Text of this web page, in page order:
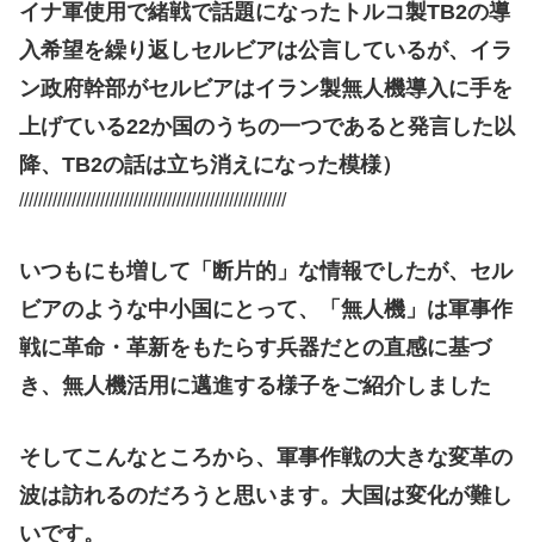
イナ軍使用で緒戦で話題になったトルコ製TB2の導
入希望を繰り返しセルビアは公言しているが、イラ
ン政府幹部がセルビアはイラン製無人機導入に手を
上げている22か国のうちの一つであると発言した以
降、TB2の話は立ち消えになった模様）
////////////////////////////////////////////////////////
いつもにも増して「断片的」な情報でしたが、セル
ビアのような中小国にとって、「無人機」は軍事作
戦に革命・革新をもたらす兵器だとの直感に基づ
き、無人機活用に邁進する様子をご紹介しました
そしてこんなところから、軍事作戦の大きな変革の
波は訪れるのだろうと思います。大国は変化が難し
いです。